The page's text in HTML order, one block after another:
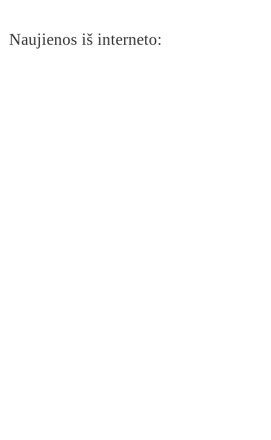
Naujienos iš interneto: